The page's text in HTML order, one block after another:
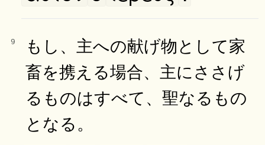
9
もし、主への献げ物として家
畜を携える場合、主にささげ
るものはすべて、聖なるもの
となる。